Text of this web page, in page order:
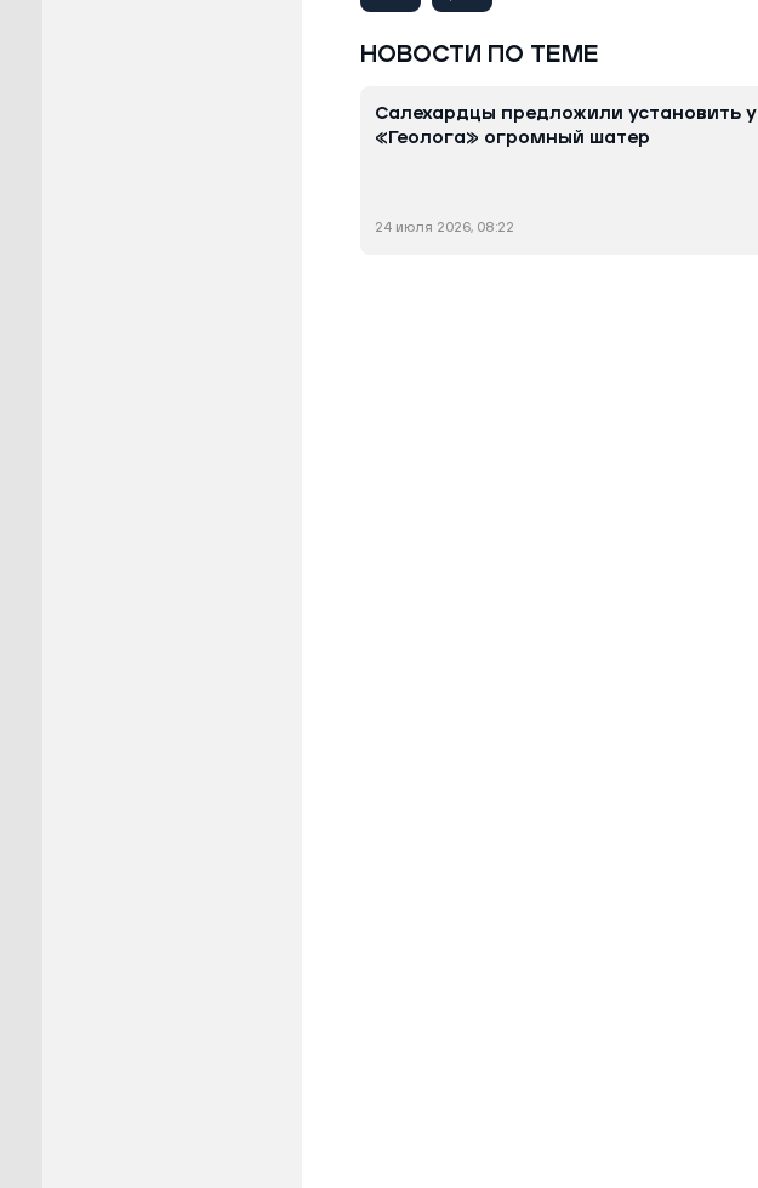
НОВОСТИ ПО ТЕМЕ
Салехардцы предложили установить у
«Геолога» огромный шатер
24 июля 2026, 08:22